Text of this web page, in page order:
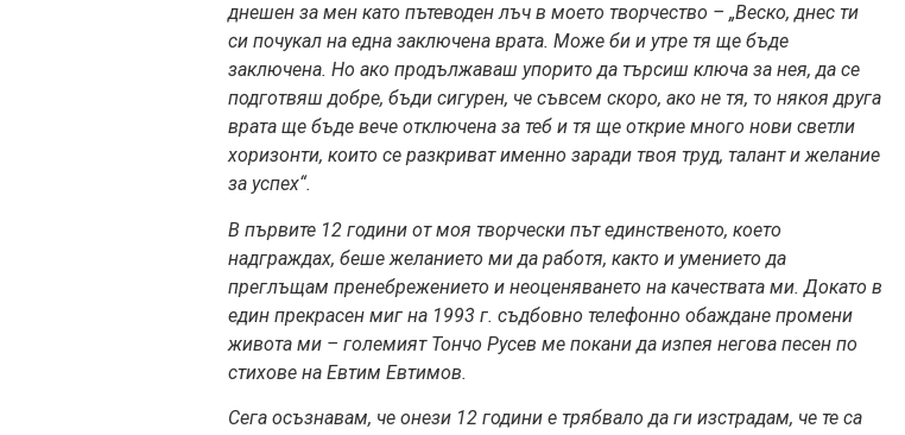
днешен за мен като пътеводен лъч в моето творчество – „Веско, днес ти
си почукал на една заключена врата. Може би и утре тя ще бъде
заключена. Но ако продължаваш упорито да търсиш ключа за нея, да се
подготвяш добре, бъди сигурен, че съвсем скоро, ако не тя, то някоя друга
врата ще бъде вече отключена за теб и тя ще открие много нови светли
хоризонти, които се разкриват именно заради твоя труд, талант и желание
за успех“.
В първите 12 години от моя творчески път единственото, което
надграждах, беше желанието ми да работя, както и умението да
преглъщам пренебрежението и неоценяването на качествата ми. Докато в
един прекрасен миг на 1993 г. съдбовно телефонно обаждане промени
живота ми – големият Тончо Русев ме покани да изпея негова песен по
стихове на Евтим Евтимов.
Сега осъзнавам, че онези 12 години е трябвало да ги изстрадам, че те са